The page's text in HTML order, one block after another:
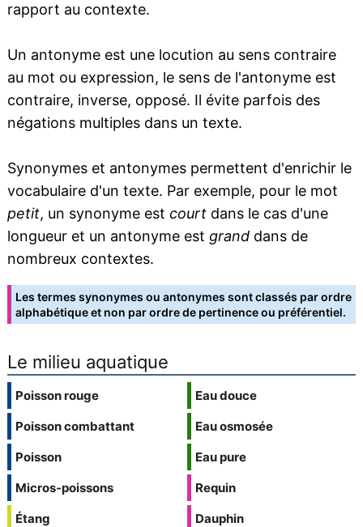
rapport au contexte.
Un antonyme est une locution au sens contraire
au mot ou expression, le sens de l'antonyme est
contraire, inverse, opposé. Il évite parfois des
négations multiples dans un texte.
Synonymes et antonymes permettent d'enrichir le
vocabulaire d'un texte. Par exemple, pour le mot
petit, un synonyme est courtdans le cas d'une
longueur et un antonyme est granddans de
nombreux contextes.
Les termes synonymes ou antonymes sont classés par ordre
alphabétique et non par ordre de pertinence ou préférentiel.
Le milieu aquatique
Poisson rouge
Poisson combattant
Poisson
Micros-poissons
Étang
Eau douce
Eau osmosée
Eau pure
Requin
Dauphin